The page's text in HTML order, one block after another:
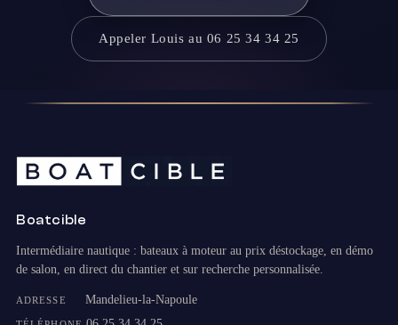
Appeler Louis au 06 25 34 34 25
Boatcible
Intermédiaire nautique : bateaux à moteur au prix déstockage, en démo
de salon, en direct du chantier et sur recherche personnalisée.
ADRESSE Mandelieu-la-Napoule